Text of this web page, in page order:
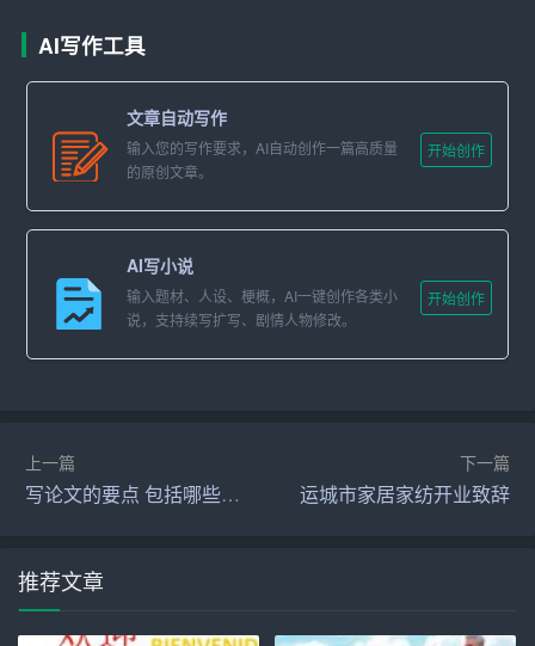
3. 创意激发：一些高级的AI工具能够提供新的写作思路和
创意，帮助作者打破思维定势。
4. 语言学习：AI助手通常支持多种语言，可以帮助用户学
习新的语言或提高第二语言的写作能力。
AI写作助手的实际应用
AI写作助手可以在多个场景中发挥作用：
内容营销：对于内容创作者来说，AI可以帮助生成文章、
草稿，甚至辅助进行文献综述。
– 创意写作：小说家和平时喜欢写作的人可以使用AI来产生
– 企业报告：商务人士可以利用AI来撰写报告、提案和演示
文稿，确保语言的专业性和准确性。
AI写作工具
文章自动写作
输入您的写作要求，AI自动创作一篇高质量
的原创文章。
开始创作
AI写小说
输入题材、人设、梗概，AI一键创作各类小
说，支持续写扩写、剧情人物修改。
开始创作
上一篇
写论文的要点 包括哪些内容
下一篇
运城市家居家纺开业致辞
推荐文章